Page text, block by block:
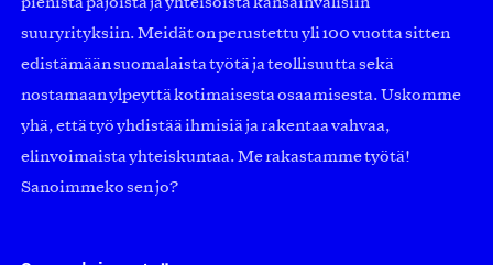
pienistä pajoista ja yhteisöistä kansainvälisiin
suuryrityksiin. Meidät on perustettu yli 100 vuotta sitten
edistämään suomalaista työtä ja teollisuutta sekä
nostamaan ylpeyttä kotimaisesta osaamisesta. Uskomme
yhä, että työ yhdistää ihmisiä ja rakentaa vahvaa,
elinvoimaista yhteiskuntaa. Me rakastamme työtä!
Sanoimmeko sen jo?